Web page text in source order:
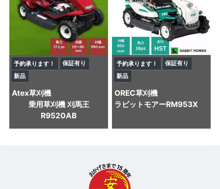
予約承ります！
保証有り
新品
Atex草刈機
乗用草刈機 刈馬王
R9520AB
予約承ります！
保証有り
新品
OREC草刈機
ラビットモアーRM953X